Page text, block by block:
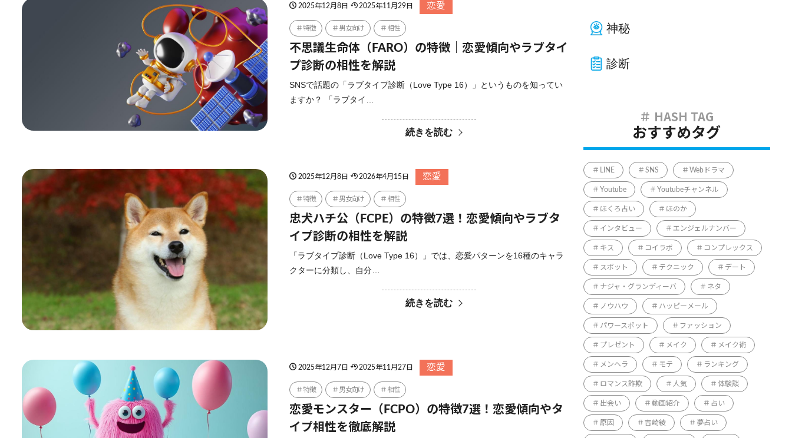
2025年12月8日 2025年11月29日 恋愛
特徴 男女向け 相性
不思議生命体（FARO）の特徴｜恋愛傾向やラブタイ
プ診断の相性を解説
SNSで話題の「ラブタイプ診断（Love Type 16）」というものを知ってい
ますか？ 「ラブタイ…
続きを読む
2025年12月8日 2026年4月15日 恋愛
特徴 男女向け 相性
忠犬ハチ公（FCPE）の特徴7選！恋愛傾向やラブタ
イプ診断の相性を解説
「ラブタイプ診断（Love Type 16）」では、恋愛パターンを16種のキャラ
クターに分類し、自分…
続きを読む
2025年12月7日 2025年11月27日 恋愛
特徴 男女向け 相性
恋愛モンスター（FCPO）の特徴7選！恋愛傾向やタ
イプ相性を徹底解説
神秘
診断
おすすめタグ
LINE SNS Webドラマ
Youtube Youtubeチャンネル
ほくろ占い ほのか
インタビュー エンジェルナンバー
キス コイラボ コンプレックス
スポット テクニック デート
ナジャ・グランディーバ ネタ
ノウハウ ハッピーメール
パワースポット ファッション
プレゼント メイク メイク術
メンヘラ モテ ランキング
ロマンス詐欺 人気 体験談
出会い 動画紹介 占い
原因 吉崎綾 夢占い